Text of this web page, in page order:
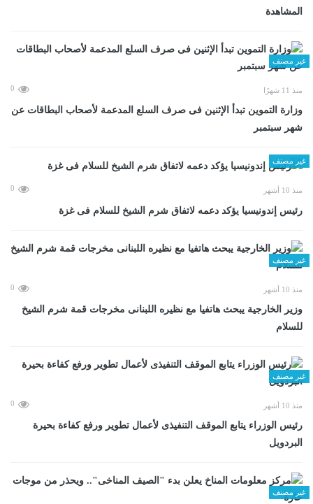
المشاهدة
غير مصنف
منذ 11 شهرًا 0
وزارة التموين تبدأ الإثنين فى صرف السلع المدعمة لأصحاب البطاقات عن
شهر سبتمبر
غير مصنف
منذ 10 أشهر 0
رئيس إندونيسيا يؤكد دعمه لاتفاق شرم الشيخ للسلام فى غزة
غير مصنف
منذ 10 أشهر 0
وزير الخارجية يبحث هاتفيا مع نظيره اللبنانى مخرجات قمة شرم الشيخ
للسلام
غير مصنف
منذ 10 أشهر 0
رئيس الوزراء يتابع الموقف التنفيذى لأعمال تطوير ورفع كفاءة بحيرة
البردويل
غير مصنف